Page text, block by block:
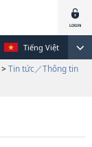
Tiếng Việt
> Tin tức／Thông tin